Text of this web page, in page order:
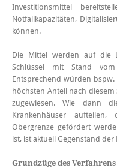
Investitionsmittel
Notfallkapazitäten,
können.
Die Mittel werden auf die
Schlüssel mit Stand
Entsprechend würden bspw.
höchsten Anteil nach diesem
zugewiesen. Wie dann
Krankenhäuser
Obergrenze gefördert
ist, ist aktuell Gegenstand der
Grundzüge des Verfahrens